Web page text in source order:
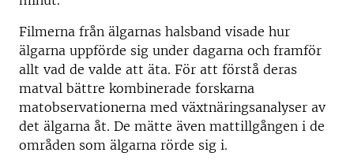
Filmerna från älgarnas halsband visade hur
älgarna uppförde sig under dagarna och framför
allt vad de valde att äta. För att förstå deras
matval bättre kombinerade forskarna
matobservationerna med växtnäringsanalyser av
det älgarna åt. De mätte även mattillgången i de
områden som älgarna rörde sig i.